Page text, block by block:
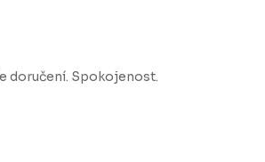
doručení. Spokojenost.